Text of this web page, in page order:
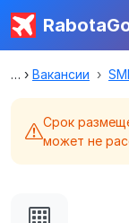
Вакансии
Срок
может не